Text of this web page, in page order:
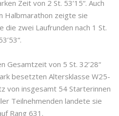
Zeit von 2 St. 53’15“. Auch
Halbmarathon zeigte sie
die zwei Laufrunden nach 1 St.
Gesamtzeit von 5 St. 32’28“
besetzten Altersklasse W25-
von insgesamt 54 Starterinnen
Teilnehmenden landete sie
Rang 631.